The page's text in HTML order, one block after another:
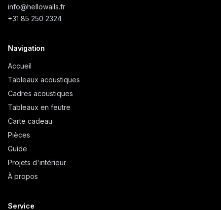
info@hellowalls.fr
+31 85 250 2324
Navigation
Accueil
Tableaux acoustiques
Cadres acoustiques
Tableaux en feutre
Carte cadeau
Pièces
Guide
Projets d'intérieur
À propos
Service